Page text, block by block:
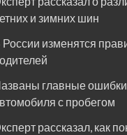
и зимних шин
России изменятся
главные ошибки
с пробегом
рассказал, как